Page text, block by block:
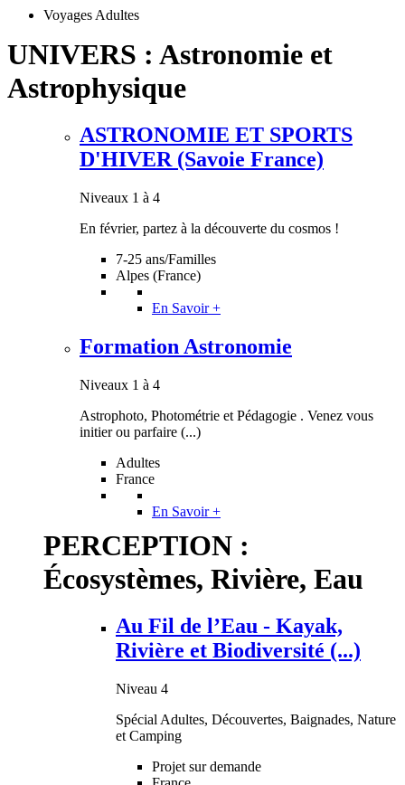
Voyages Adultes
UNIVERS : Astronomie et
Astrophysique
ASTRONOMIE ET SPORTS
D'HIVER (Savoie France)
Niveaux 1 à 4
En février, partez à la découverte du cosmos !
7-25 ans/Familles
Alpes (France)
En Savoir +
Formation Astronomie
Niveaux 1 à 4
Astrophoto, Photométrie et Pédagogie . Venez vous
initier ou parfaire (...)
Adultes
France
En Savoir +
PERCEPTION :
Écosystèmes, Rivière, Eau
Au Fil de l’Eau - Kayak,
Rivière et Biodiversité (...)
Niveau 4
Spécial Adultes, Découvertes, Baignades, Nature
et Camping
Projet sur demande